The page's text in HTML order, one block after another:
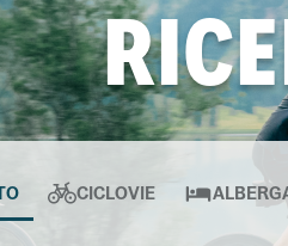
CICLOVIE